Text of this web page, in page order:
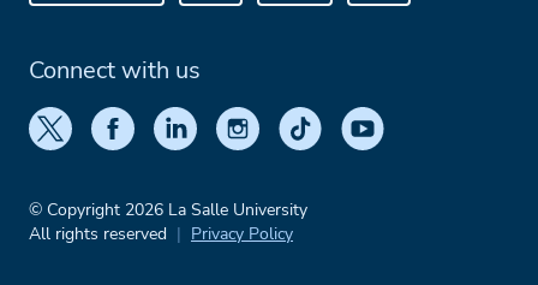
Connect with us
© Copyright 2026 La Salle University
All rights reserved
Privacy Policy